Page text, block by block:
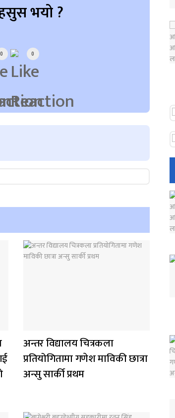
भयो ?
0 0
अन्तर विद्यालय चित्रकला
प्रतियोगितामा गणेश माविकी छात्रा
अन्सु सार्की प्रथम